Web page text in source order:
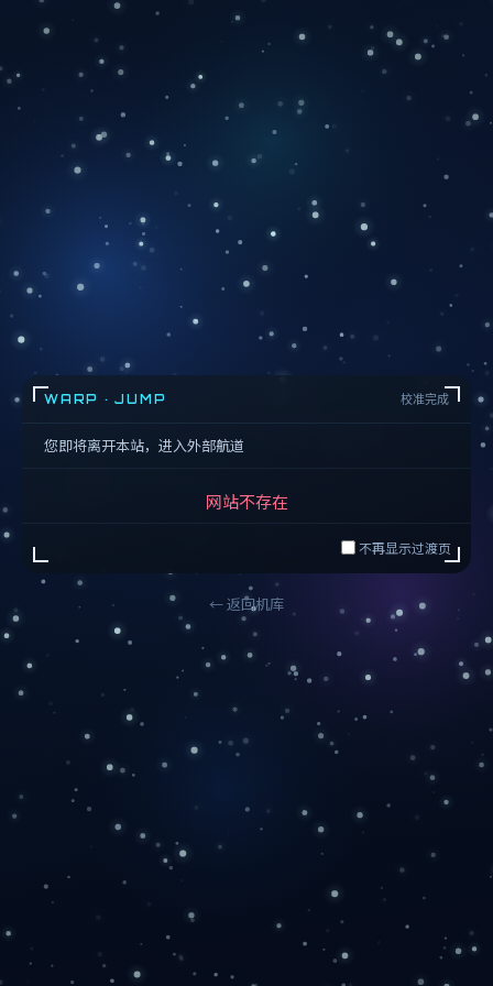
WARP · JUMP 校准完成
您即将离开本站，进入外部航道
网站不存在
不再显示过渡页
← 返回机库